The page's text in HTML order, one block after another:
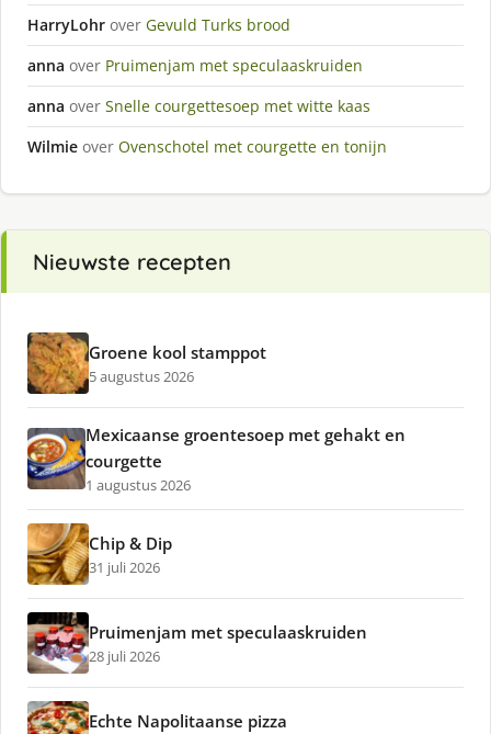
HarryLohr over Gevuld Turks brood
anna over Pruimenjam met speculaaskruiden
anna over Snelle courgettesoep met witte kaas
Wilmie over Ovenschotel met courgette en tonijn
Nieuwste recepten
Groene kool stamppot
5 augustus 2026
Mexicaanse groentesoep met gehakt en
courgette
1 augustus 2026
Chip & Dip
31 juli 2026
Pruimenjam met speculaaskruiden
28 juli 2026
Echte Napolitaanse pizza